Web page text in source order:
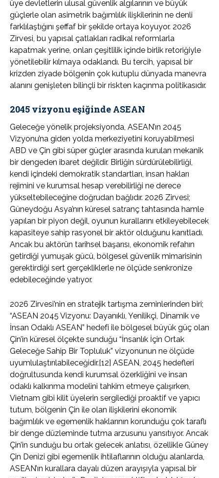
üye devletlerin ulusal güvenlik algılarının ve büyük
güçlerle olan asimetrik bağımlılık ilişkilerinin ne denli
farklılaştığını şeffaf bir şekilde ortaya koyuyor. 2026
Zirvesi, bu yapısal çatlakları radikal reformlarla
kapatmak yerine, onları çeşitlilik içinde birlik retoriğiyle
yönetilebilir kılmaya odaklandı. Bu tercih, yapısal bir
krizden ziyade bölgenin çok kutuplu dünyada manevra
alanını genişleten bilinçli bir riskten kaçınma politikasıdır.
2045 vizyonu eşiğinde ASEAN
Geleceğe yönelik projeksiyonda, ASEAN’ın 2045
Vizyonu’na giden yolda merkeziyetini koruyabilmesi
ABD ve Çin gibi süper güçler arasında kurulan mekanik
bir dengeden ibaret değildir. Birliğin sürdürülebilirliği,
kendi içindeki demokratik standartları, insan hakları
rejimini ve kurumsal hesap verebilirliği ne derece
yükseltebileceğine doğrudan bağlıdır. 2026 Zirvesi;
Güneydoğu Asya’nın küresel satranç tahtasında hamle
yapılan bir piyon değil, oyunun kurallarını etkileyebilecek
kapasiteye sahip rasyonel bir aktör olduğunu kanıtladı.
Ancak bu aktörün tarihsel başarısı, ekonomik refahın
getirdiği yumuşak gücü, bölgesel güvenlik mimarisinin
gerektirdiği sert gerçekliklerle ne ölçüde senkronize
edebileceğinde yatıyor.
2026 Zirvesi’nin en stratejik tartışma zeminlerinden biri;
“ASEAN 2045 Vizyonu: Dayanıklı, Yenilikçi, Dinamik ve
İnsan Odaklı ASEAN” hedefi ile bölgesel büyük güç olan
Çin’in küresel ölçekte sunduğu “İnsanlık İçin Ortak
Geleceğe Sahip Bir Topluluk” vizyonunun ne ölçüde
uyumlulaştırılabileceğidir.[12] ASEAN, 2045 hedefleri
doğrultusunda kendi kurumsal özerkliğini ve insan
odaklı kalkınma modelini tahkim etmeye çalışırken,
Vietnam gibi kilit üyelerin sergilediği proaktif ve yapıcı
tutum, bölgenin Çin ile olan ilişkilerini ekonomik
bağımlılık ve egemenlik haklarının korunduğu çok taraflı
bir denge düzleminde tutma arzusunu yansıtıyor. Ancak
Çin’in sunduğu bu ortak gelecek anlatısı, özellikle Güney
Çin Denizi gibi egemenlik ihtilaflarının olduğu alanlarda,
ASEAN’ın kurallara dayalı düzen arayışıyla yapısal bir